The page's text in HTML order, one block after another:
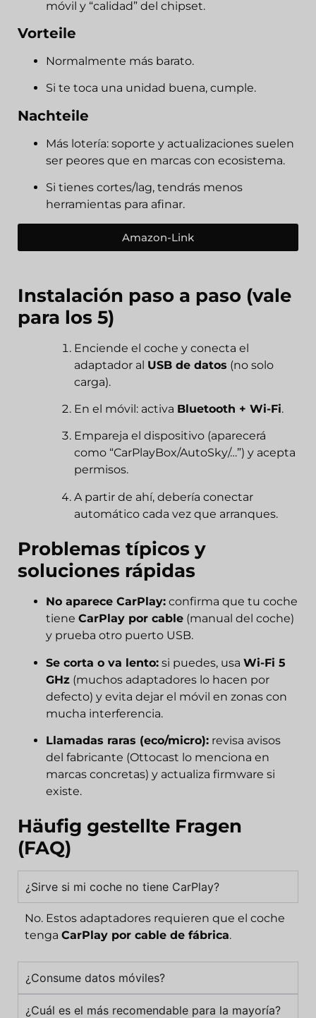
móvil y “calidad” del chipset.
Vorteile
Normalmente más barato.
Si te toca una unidad buena, cumple.
Nachteile
Más lotería: soporte y actualizaciones suelen
ser peores que en marcas con ecosistema.
Si tienes cortes/lag, tendrás menos
herramientas para afinar.
Amazon-Link
Instalación paso a paso (vale
para los 5)
Enciende el coche y conecta el
adaptador al USB de datos (no solo
carga).
En el móvil: activa Bluetooth + Wi-Fi.
Empareja el dispositivo (aparecerá
como “CarPlayBox/AutoSky/…”) y acepta
permisos.
A partir de ahí, debería conectar
automático cada vez que arranques.
Problemas típicos y
soluciones rápidas
No aparece CarPlay: confirma que tu coche
tiene CarPlay por cable (manual del coche)
y prueba otro puerto USB.
Se corta o va lento: si puedes, usa Wi-Fi 5
GHz (muchos adaptadores lo hacen por
defecto) y evita dejar el móvil en zonas con
mucha interferencia.
Llamadas raras (eco/micro): revisa avisos
del fabricante (Ottocast lo menciona en
marcas concretas) y actualiza firmware si
existe.
Häufig gestellte Fragen
(FAQ)
¿Sirve si mi coche no tiene CarPlay?
No. Estos adaptadores requieren que el coche
tenga CarPlay por cable de fábrica.
¿Consume datos móviles?
¿Cuál es el más recomendable para la mayoría?